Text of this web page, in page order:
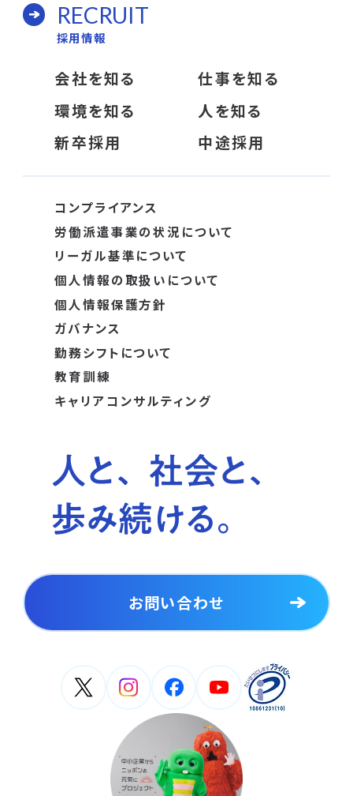
RECRUIT
採用情報
会社を知る
仕事を知る
環境を知る
人を知る
新卒採用
中途採用
コンプライアンス
労働派遣事業の状況について
リーガル基準について
個人情報の取扱いについて
個人情報保護方針
ガバナンス
勤務シフトについて
教育訓練
キャリアコンサルティング
お問い合わせ